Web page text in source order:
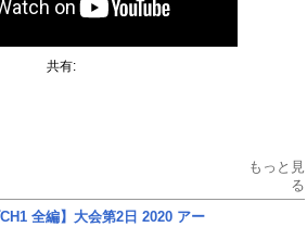
共有:
もっと見
る
CH1 全編】大会第2日 2020 アー